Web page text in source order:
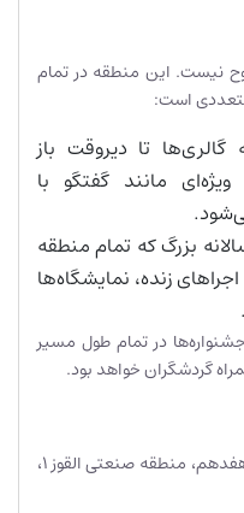
نیست. این منطقه در تمام
است:
تا دیروقت باز
مانند گفتگو با
بزرگ که تمام منطقه
زنده، نمایشگاه‌ها
در تمام طول مسیر
گردشگران خواهد بود.
خیابان السرکال، خیابان هفدهم، منطقه صنعتی القوز ۱،